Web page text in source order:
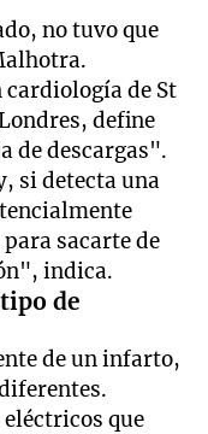
no tuvo que
de St
define
de descargas".
si detecta una
sacarte de
indica.
de
de un infarto,
que